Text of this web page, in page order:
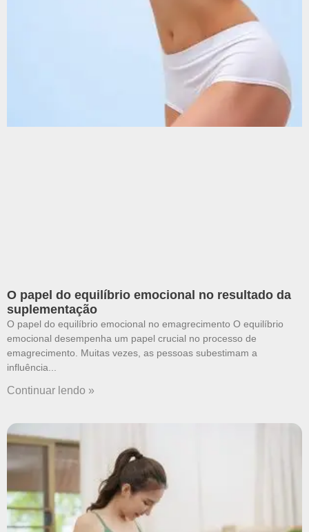
O papel do equilíbrio emocional no resultado da
suplementação
O papel do equilíbrio emocional no emagrecimento O equilíbrio
emocional desempenha um papel crucial no processo de
emagrecimento. Muitas vezes, as pessoas subestimam a
influência
Continuar lendo »